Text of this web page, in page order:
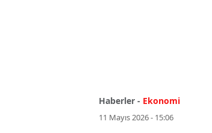
Haberler - Ekonomi
11 Mayıs 2026 - 15:06